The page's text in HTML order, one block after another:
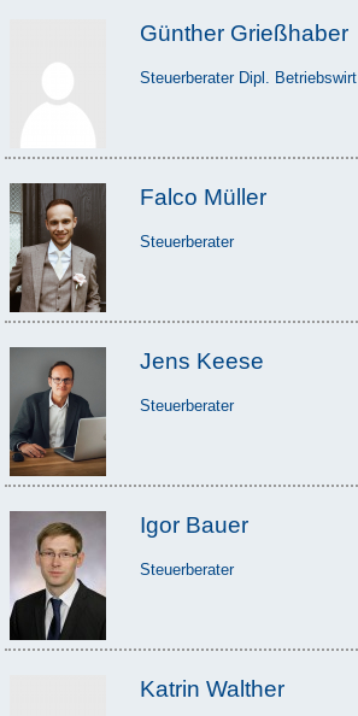
Günther Grießhaber
Steuerberater Dipl. Betriebswirt
Falco Müller
Steuerberater
Jens Keese
Steuerberater
Igor Bauer
Steuerberater
Katrin Walther